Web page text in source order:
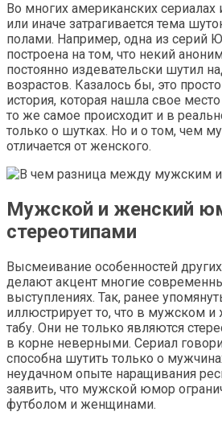
Во многих американских
или иначе затрагивается тема
полами. Например, одна из серий
построена на том, что некий
постоянно издевательски шутил
возрастов. Казалось бы, это
история, которая нашла свое
то же самое происходит и в
только о шутках. Но и о том, чем
отличается от женского.
Мужской и женский
стереотипами
Высмеивание особенностей
делают акцент многие
выступлениях. Так, ранее
иллюстрирует то, что в мужском
табу. Они не только являются
в корне неверными. Сериал
способна шутить только о
неудачном опыте наращивания
заявить, что мужской юмор
футболом и женщинами.